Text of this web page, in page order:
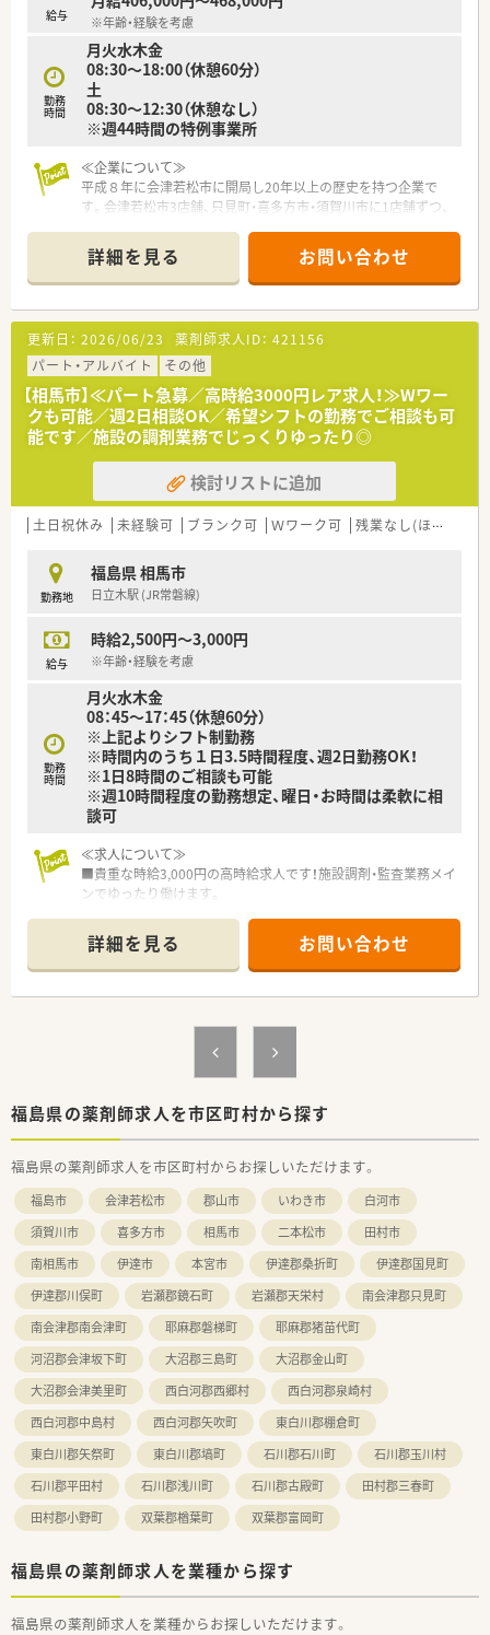
給与 ※年齢・経験を考慮
勤務
時間
月火水木金
08:30～18:00（休憩60分）
土
08:30～12:30（休憩なし）
※週44時間の特例事業所
≪企業について≫
平成８年に会津若松市に開局し20年以上の歴史を持つ企業で
す。会津若松市3店舗、只見町・喜多方市・須賀川市に1店舗ずつ、
時代の変化に柔軟に対応しつつ、地域に密着した経営を行う安定
の地元企業です。
詳細を見る お問い合わせ
更新日： 2026/06/23 薬剤師求人ID： 421156
パート・アルバイト
その他
【相馬市】≪パート急募／高時給3000円レア求人！≫Wワー
クも可能／週2日相談OK／希望シフトの勤務でご相談も可
能です／施設の調剤業務でじっくりゆったり◎
検討リストに追加
土日祝休み 未経験可 ブランク可 Ｗワーク可 残業なし(ほぼなし含む)
勤務地
福島県 相馬市
日立木駅 (JR常磐線)
給与
時給2,500円～3,000円
※年齢・経験を考慮
勤務
時間
月火水木金
08：45～17：45（休憩60分）
※上記よりシフト制勤務
※時間内のうち１日3.5時間程度、週2日勤務OK！
※1日8時間のご相談も可能
※週10時間程度の勤務想定、曜日・お時間は柔軟に相
談可
≪求人について≫
■貴重な時給3,000円の高時給求人です！施設調剤・監査業務メイ
ンでゆったり働けます。
速代は全額支給いたします◎
■16時台の終業もOK！希望の曜日・お時間での勤務を担当コンサ
ルティングがしっかり交渉・調整いたします。
■調剤未経験者の方も応募OKです！将来的には一人薬剤師の勤
■施設内調剤の求人のため処方内容は軽く定期処方も多いため
≪施設について≫
知症などの障害を持つ方に看護・介護・機能訓練を中心とした
様々なサービスを提供しています。利用者様の自立性を支援し
て家庭への復帰を目指す、医療と福祉の中間施設です。
詳細を見る お問い合わせ
福島県の薬剤師求人を市区町村から探す
福島県の薬剤師求人を市区町村からお探しいただけます。
福島市 会津若松市 郡山市 いわき市
白河市
須賀川市
喜多方市 相馬市 二本松市
田村市
南相馬市
伊達市 本宮市 伊達郡桑折町
伊達郡国見町
伊達郡川俣町
岩瀬郡鏡石町 岩瀬郡天栄村
南会津郡只見町
南会津郡南会津町
耶麻郡磐梯町
耶麻郡猪苗代町
河沼郡会津坂下町
大沼郡三島町
大沼郡金山町
大沼郡会津美里町
西白河郡西郷村
西白河郡泉崎村
西白河郡中島村
西白河郡矢吹町
東白川郡棚倉町
東白川郡矢祭町
東白川郡塙町 石川郡石川町
石川郡玉川村
石川郡平田村
石川郡浅川町 石川郡古殿町
田村郡三春町
田村郡小野町
双葉郡楢葉町 双葉郡富岡町
福島県の薬剤師求人を業種から探す
福島県の薬剤師求人を業種からお探しいただけます。